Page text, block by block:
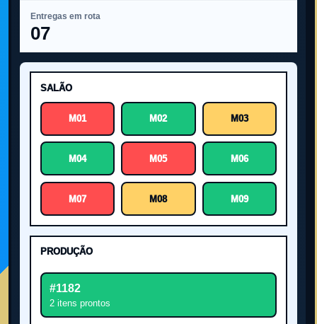
Entregas em rota
07
SALÃO
M01 M02 M03
M04 M05 M06
M07 M08 M09
PRODUÇÃO
#1182
2 itens prontos